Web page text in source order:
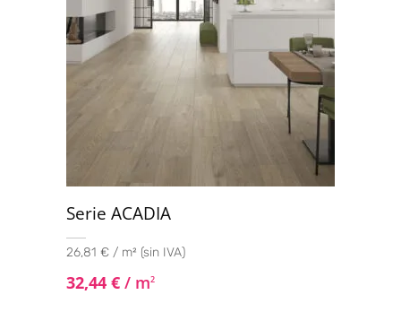
Serie ACADIA
26,81 € / m² (sin IVA)
32,44 € / m2